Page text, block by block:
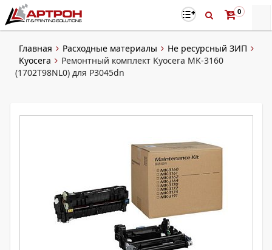
0
Главная Расходные материалы
Не ресурсный ЗИП
Kyocera
Ремонтный комплект Kyocera MK-3160
(1702T98NL0) для P3045dn